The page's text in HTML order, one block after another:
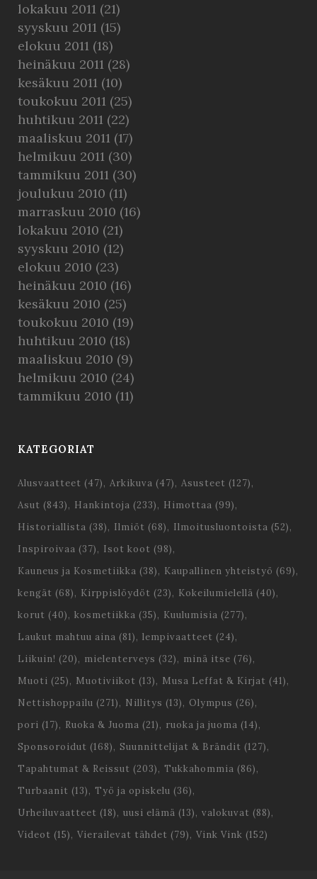
lokakuu 2011 (21)
syyskuu 2011 (15)
elokuu 2011 (18)
heinäkuu 2011 (28)
kesäkuu 2011 (10)
toukokuu 2011 (25)
huhtikuu 2011 (22)
maaliskuu 2011 (17)
helmikuu 2011 (30)
tammikuu 2011 (30)
joulukuu 2010 (11)
marraskuu 2010 (16)
lokakuu 2010 (21)
syyskuu 2010 (12)
elokuu 2010 (23)
heinäkuu 2010 (16)
kesäkuu 2010 (25)
toukokuu 2010 (19)
huhtikuu 2010 (18)
maaliskuu 2010 (9)
helmikuu 2010 (24)
tammikuu 2010 (11)
KATEGORIAT
Alusvaatteet (47) Arkikuva (47) Asusteet (127)
Asut (843) Hankintoja (233) Himottaa (99)
Historiallista (38) Ilmiöt (68) Ilmoitusluontoista (52)
Inspiroivaa (37) Isot koot (98)
Kauneus ja Kosmetiikka (38) Kaupallinen yhteistyö (69)
kengät (68) Kirppislöydöt (23) Kokeilumielellä (40)
korut (40) kosmetiikka (35) Kuulumisia (277)
Laukut mahtuu aina (81) lempivaatteet (24)
Liikuin! (20) mielenterveys (32) minä itse (76)
Muoti (25) Muotiviikot (13) Musa Leffat & Kirjat (41)
Nettishoppailu (271) Nillitys (13) Olympus (26)
pori (17) Ruoka & Juoma (21) ruoka ja juoma (14)
Sponsoroidut (168) Suunnittelijat & Brändit (127)
Tapahtumat & Reissut (203) Tukkahommia (86)
Turbaanit (13) Työ ja opiskelu (36)
Urheiluvaatteet (18) uusi elämä (13) valokuvat (88)
Videot (15) Vierailevat tähdet (79) Vink Vink (152)